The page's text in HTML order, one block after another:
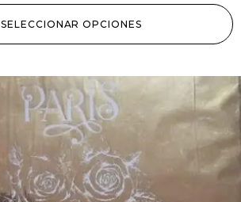
SELECCIONAR OPCIONES